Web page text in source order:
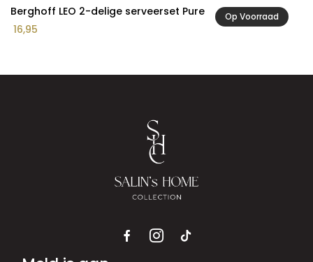
Op Voorraad
Berghoff LEO 2-delige serveerset Pure
16,95